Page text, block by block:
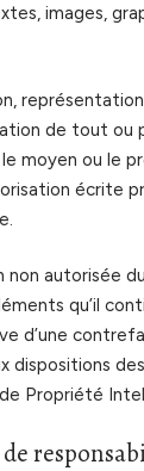
images,
de tout ou
moyen ou le
écrite
autorisée
qu’il
d’une
dispositions
Propriété